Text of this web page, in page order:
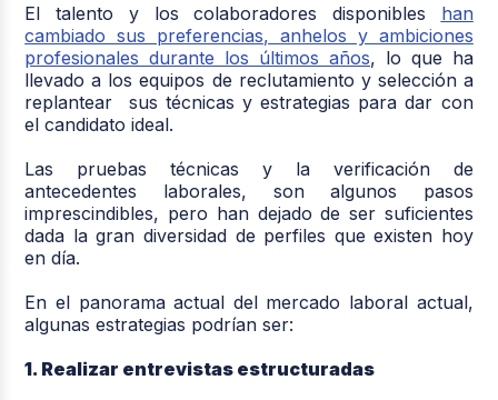
El talento y los colaboradores disponibles han
cambiado sus preferencias, anhelos y ambiciones
profesionales durante los últimos años, lo que ha
llevado a los equipos de reclutamiento y selección a
replantear sus técnicas y estrategias para dar con
el candidato ideal.
Las pruebas técnicas y la verificación de
antecedentes laborales, son algunos pasos
imprescindibles, pero han dejado de ser suficientes
dada la gran diversidad de perfiles que existen hoy
en día.
En el panorama actual del mercado laboral actual,
algunas estrategias podrían ser:
1. Realizar entrevistas estructuradas